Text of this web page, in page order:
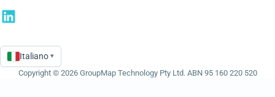
Language
Italiano ▾
Copyright © 2026 GroupMap Technology Pty Ltd. ABN 95 160 220 520